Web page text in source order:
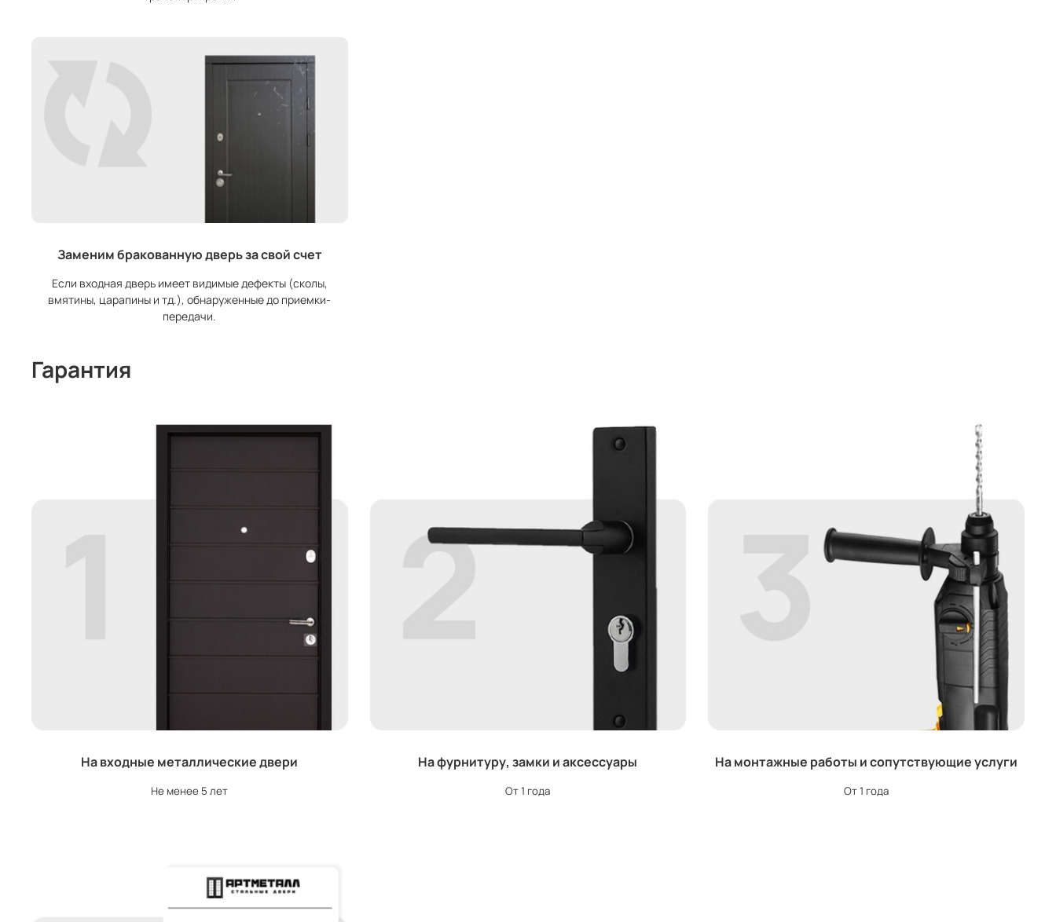
Заменим бракованную дверь за свой счет
Если входная дверь имеет видимые дефекты (сколы,
вмятины, царапины и тд.), обнаруженные до приемки-
передачи.
Гарантия
На входные металлические двери
Не менее 5 лет
На фурнитуру, замки и аксессуары
От 1 года
На монтажные работы и сопутствующие услуги
От 1 года